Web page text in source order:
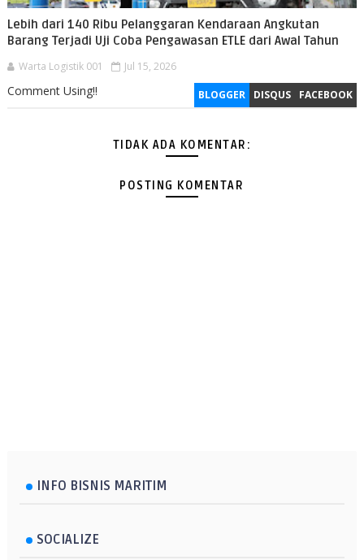
Lebih dari 140 Ribu Pelanggaran Kendaraan Angkutan
Barang Terjadi Uji Coba Pengawasan ETLE dari Awal Tahun
Warta Logistik 001 Jul 15, 2026
BLOGGER DISQUS FACEBOOK
Comment Using!!
TIDAK ADA KOMENTAR:
POSTING KOMENTAR
INFO BISNIS MARITIM
SOCIALIZE